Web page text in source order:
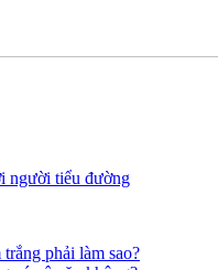
người tiểu đường
phải làm sao?